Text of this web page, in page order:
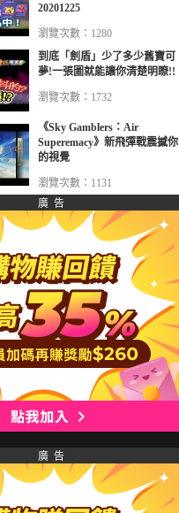
20201225
瀏覽次數：1280
到底「劍盾」少了多少舊寶可
夢!一張圖就能讓你清楚明瞭!!
瀏覽次數：1732
《Sky Gamblers：Air
Superemacy》新飛彈戰震撼你
的視覺
瀏覽次數：1131
廣 告
廣 告